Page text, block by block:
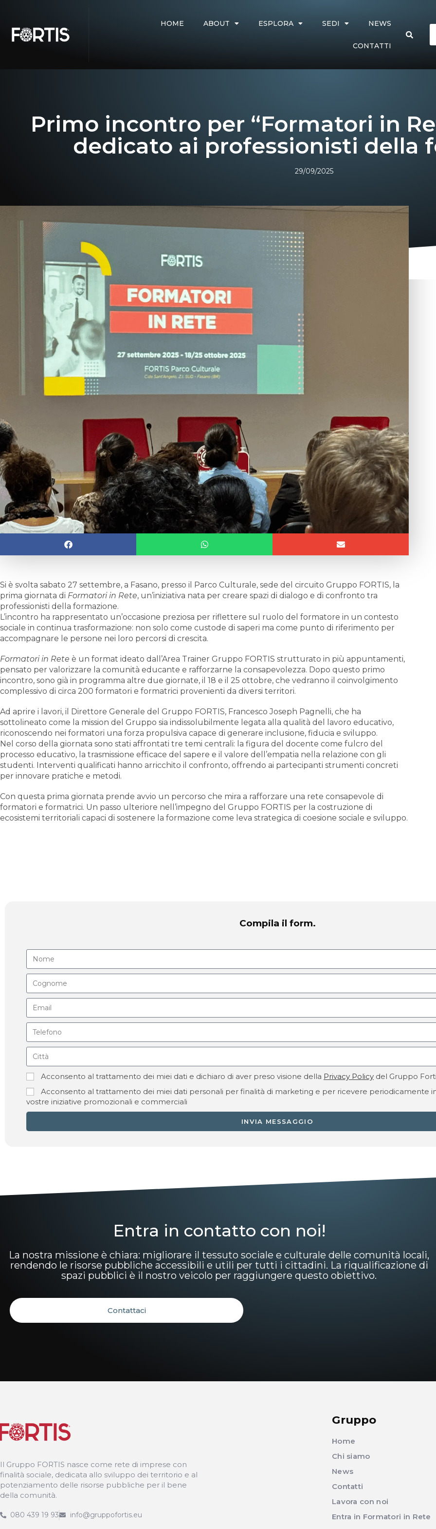
HOME ABOUT ESPLORA SEDI NEWS
CONTATTI
Primo incontro per “Formatori in
dedicato ai professionisti della
29/09/2025
Si è svolta sabato 27 settembre, a Fasano, presso il Parco Culturale, sede del circuito Gruppo FORTIS, la
prima giornata di Formatori in Rete, un’iniziativa nata per creare spazi di dialogo e di confronto tra
professionisti della formazione.
L’incontro ha rappresentato un’occasione preziosa per riflettere sul ruolo del formatore in un contesto
sociale in continua trasformazione: non solo come custode di saperi ma come punto di riferimento per
accompagnare le persone nei loro percorsi di crescita.
Formatori in Rete è un format ideato dall’Area Trainer Gruppo FORTIS strutturato in più appuntamenti,
pensato per valorizzare la comunità educante e rafforzarne la consapevolezza. Dopo questo primo
incontro, sono già in programma altre due giornate, il 18 e il 25 ottobre, che vedranno il coinvolgimento
complessivo di circa 200 formatori e formatrici provenienti da diversi territori.
Ad aprire i lavori, il Direttore Generale del Gruppo FORTIS, Francesco Joseph Pagnelli, che ha
sottolineato come la mission del Gruppo sia indissolubilmente legata alla qualità del lavoro educativo,
riconoscendo nei formatori una forza propulsiva capace di generare inclusione, fiducia e sviluppo.
Nel corso della giornata sono stati affrontati tre temi centrali: la figura del docente come fulcro del
processo educativo, la trasmissione efficace del sapere e il valore dell’empatia nella relazione con gli
studenti. Interventi qualificati hanno arricchito il confronto, offrendo ai partecipanti strumenti concreti
per innovare pratiche e metodi.
Con questa prima giornata prende avvio un percorso che mira a rafforzare una rete consapevole di
formatori e formatrici. Un passo ulteriore nell’impegno del Gruppo FORTIS per la costruzione di
ecosistemi territoriali capaci di sostenere la formazione come leva strategica di coesione sociale e sviluppo.
Compila il form.
Acconsento al trattamento dei miei dati e dichiaro di aver preso visione della Privacy Policy del Gruppo
Acconsento al trattamento dei miei dati personali per finalità di marketing e per ricevere periodicamente
vostre iniziative promozionali e commerciali
INVIA MESSAGGIO
Entra in contatto con noi!
La nostra missione è chiara: migliorare il tessuto sociale e culturale delle comunità locali,
rendendo le risorse pubbliche accessibili e utili per tutti i cittadini. La riqualificazione di
spazi pubblici è il nostro veicolo per raggiungere questo obiettivo.
Contattaci
Il Gruppo FORTIS nasce come rete di imprese con
finalità sociale, dedicata allo sviluppo dei territorio e al
potenziamento delle risorse pubbliche per il bene
della comunità.
080 439 19 93 info@gruppofortis.eu
Gruppo
Home
Chi siamo
News
Contatti
Lavora con noi
Entra in Formatori in Rete